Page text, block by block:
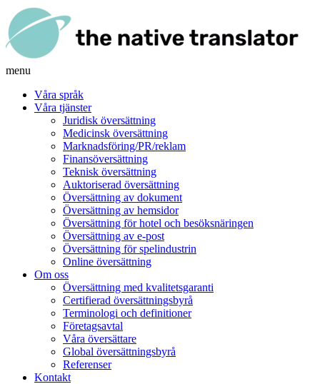
menu
Våra språk
Våra tjänster
Juridisk översättning
Medicinsk översättning
Marknadsföring/PR/reklam
Finansöversättning
Teknisk översättning
Auktoriserad översättning
Översättning av dokument
Översättning av hemsidor
Översättning för hotel och besöksnäringen
Översättning av e-post
Översättning för spelindustrin
Online översättning
Om oss
Översättning med kvalitetsgaranti
Certifierad översättningsbyrå
Terminologi och definitioner
Företagsavtal
Våra översättare
Global översättningsbyrå
Referenser
Kontakt